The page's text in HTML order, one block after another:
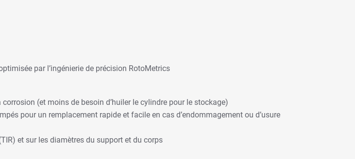
par l’ingénierie de précision RotoMetrics
(et moins de besoin d’huiler le cylindre pour le stockage)
pour un remplacement rapide et facile en cas d’endommagement ou d’usure
et sur les diamètres du support et du corps